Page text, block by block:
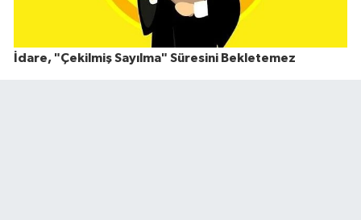
İdare, "Çekilmiş Sayılma" Süresini Bekletemez